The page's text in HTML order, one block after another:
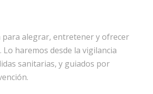
para alegrar, entretener y ofrecer
haremos desde la vigilancia
sanitarias, y guiados por